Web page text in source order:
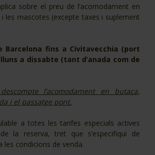
T'INTERESSA #SOMJOVES
sobre el preu de l’acomodament en
i les mascotes (excepte taxes i suplement
Barcelona fins a Civitavecchia (port
a dissabte (tant d’anada com de
l’acomodament en butaca,
i el passatge pont.
a totes les tarifes especials actives
la reserva, tret que s’especifiqui de
les condicions de venda.